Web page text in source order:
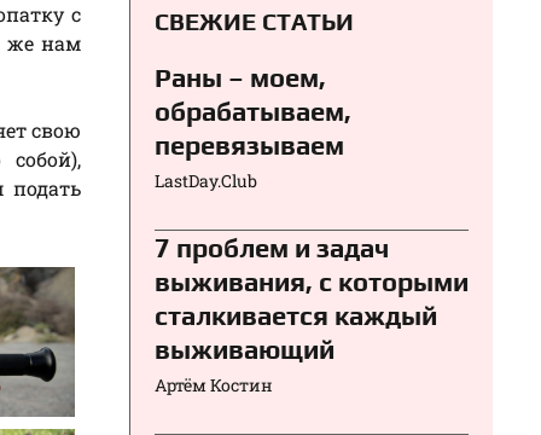
с
же нам
свою
подать
СВЕЖИЕ СТАТЬИ
Раны – моем,
обрабатываем,
перевязываем⁠⁠
LastDay.Club
7 проблем и задач
выживания, с которыми
сталкивается каждый
выживающий
Артём Костин